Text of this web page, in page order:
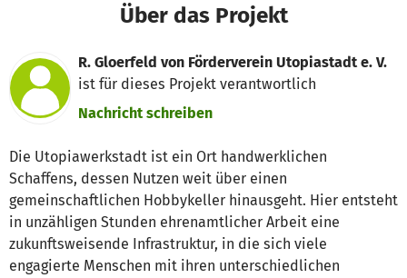
Über das Projekt
R. Gloerfeld von Förderverein Utopiastadt e. V.
ist für dieses Projekt verantwortlich
Nachricht schreiben
Die Utopiawerkstadt ist ein Ort handwerklichen
Schaffens, dessen Nutzen weit über einen
gemeinschaftlichen Hobbykeller hinausgeht. Hier entsteht
in unzähligen Stunden ehrenamtlicher Arbeit eine
zukunftsweisende Infrastruktur, in die sich viele
engagierte Menschen mit ihren unterschiedlichen